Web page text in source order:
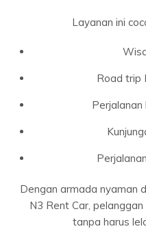
Layanan ini
Road trip
Perjalanan
Dengan armada nyaman
N3 Rent Car,
tanpa harus